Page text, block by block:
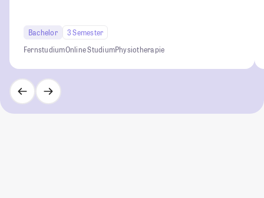
Bachelor
3 Semester
FernstudiumOnline StudiumPhysiotherapie